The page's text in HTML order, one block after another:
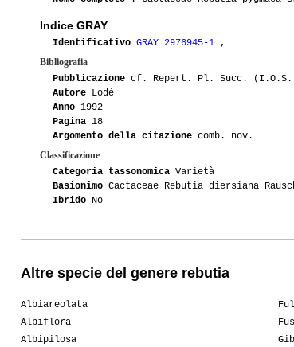
Indice GRAY
Identificativo GRAY 2976945-1 ,
Bibliografia
Pubblicazione cf. Repert. Pl. Succ.
Autore Lodé
Anno 1992
Pagina 18
Argomento della citazione comb. nov.
Classificazione
Categoria tassonomica Varietà
Basionimo Cactaceae Rebutia diersiana
Ibrido No
Altre specie del genere rebutia
Albiareolata
Albiflora
Albipilosa